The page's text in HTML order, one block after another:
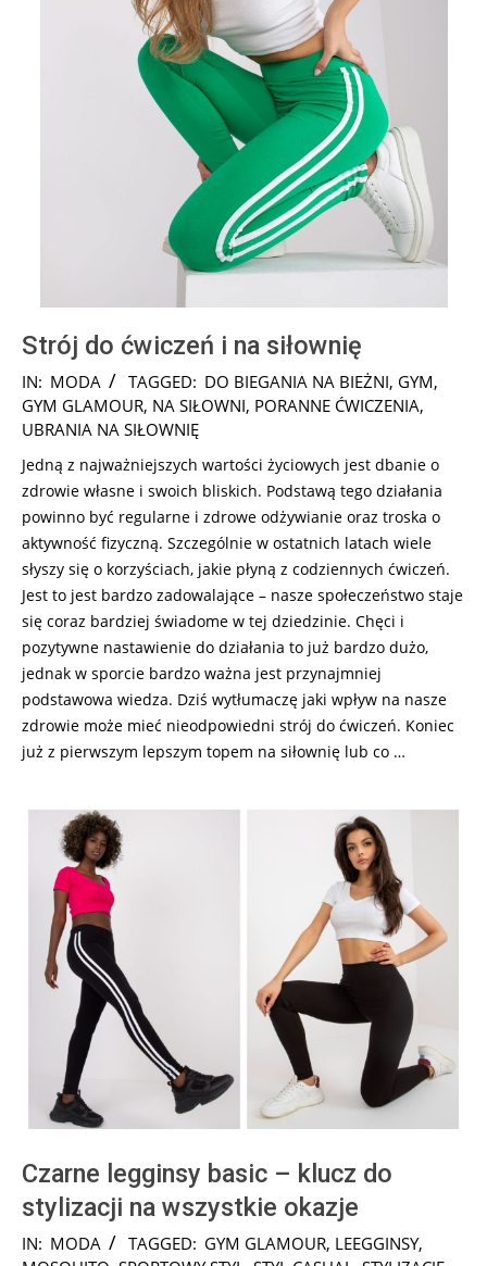
Strój do ćwiczeń i na siłownię
2024-
12-
10
IN: MODA TAGGED: DO BIEGANIA NA BIEŻNI, GYM,
GYM GLAMOUR, NA SIŁOWNI, PORANNE ĆWICZENIA,
UBRANIA NA SIŁOWNIĘ
Jedną z najważniejszych wartości życiowych jest dbanie o
zdrowie własne i swoich bliskich. Podstawą tego działania
powinno być regularne i zdrowe odżywianie oraz troska o
aktywność fizyczną. Szczególnie w ostatnich latach wiele
słyszy się o korzyściach, jakie płyną z codziennych ćwiczeń.
Jest to jest bardzo zadowalające – nasze społeczeństwo staje
się coraz bardziej świadome w tej dziedzinie. Chęci i
pozytywne nastawienie do działania to już bardzo dużo,
jednak w sporcie bardzo ważna jest przynajmniej
podstawowa wiedza. Dziś wytłumaczę jaki wpływ na nasze
zdrowie może mieć nieodpowiedni strój do ćwiczeń. Koniec
już z pierwszym lepszym topem na siłownię lub co …
Czarne legginsy basic – klucz do
stylizacji na wszystkie okazje
2024-
IN: MODA TAGGED: GYM GLAMOUR, LEEGGINSY,